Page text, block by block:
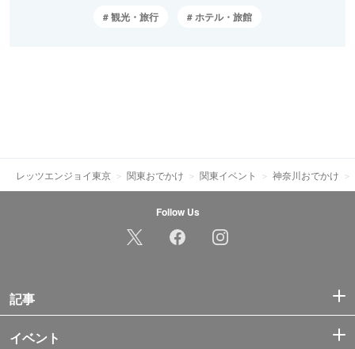
観光・旅行 ホテル・旅館
レッツエンジョイ東京 関東おでかけ 関東イベント 神奈川おでかけ
Follow Us
記事
イベント